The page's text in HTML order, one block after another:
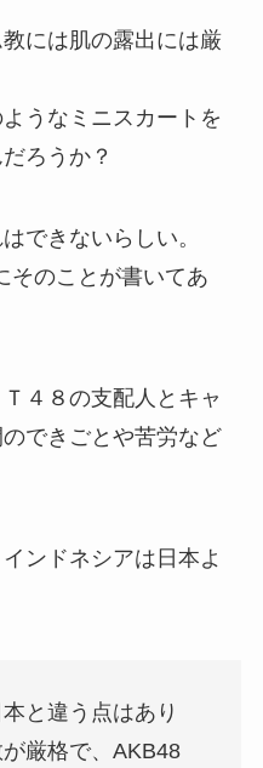
には肌の露出には厳
うなミニスカートを
ろうか？
できないらしい。
そのことが書いてあ
４８の支配人とキャ
できごとや苦労など
ンドネシアは日本よ
と違う点はあり
厳格で、AKB48